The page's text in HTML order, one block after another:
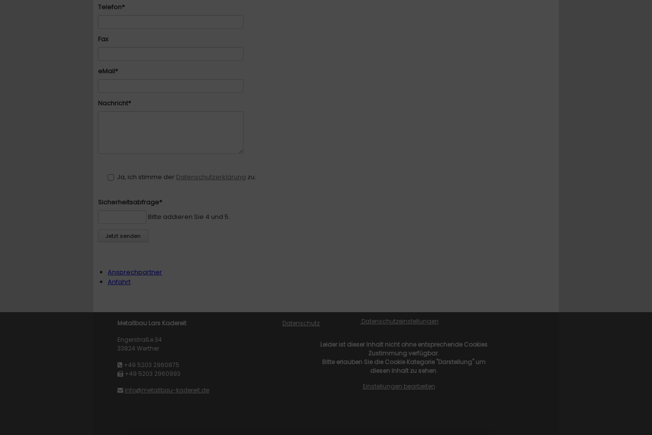
Pflichtfeld
Telefon*
Fax
Pflichtfeld
eMail*
Pflichtfeld
Nachricht*
Ja, ich stimme der Datenschutzerklärung zu.
Pflichtfeld
Sicherheitsabfrage*
Bitte addieren Sie 4 und 5.
Jetzt senden
Navigation
überspringen
Ansprechpartner
Anfahrt
Metallbau Lars Kadereit
Engerstraße 34
33824 Werther
+49 5203 2960875
+49 5203 2960993
info@metallbau-kadereit.de
Datenschutz­einstellungen
Datenschutz
Leider ist dieser Inhalt nicht ohne entsprechende Cookies
Zustimmung verfügbar.
Bitte erlauben Sie die Cookie Kategorie "Darstellung" um
diesen Inhalt zu sehen.
Einstellungen bearbeiten